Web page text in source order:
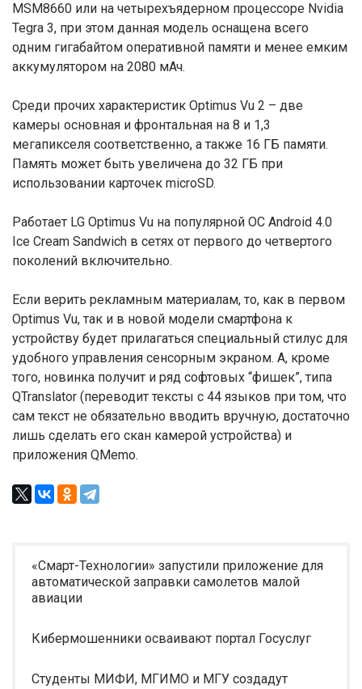
MSM8660 или на четырехъядерном процессоре Nvidia
Tegra 3, при этом данная модель оснащена всего
одним гигабайтом оперативной памяти и менее емким
аккумулятором на 2080 мАч.
Среди прочих характеристик Optimus Vu 2 – две
камеры основная и фронтальная на 8 и 1,3
мегапикселя соответственно, а также 16 ГБ памяти.
Память может быть увеличена до 32 ГБ при
использовании карточек microSD.
Работает LG Optimus Vu на популярной ОС Android 4.0
Ice Cream Sandwich в сетях от первого до четвертого
поколений включительно.
Если верить рекламным материалам, то, как в первом
Optimus Vu, так и в новой модели смартфона к
устройству будет прилагаться специальный стилус для
удобного управления сенсорным экраном. А, кроме
того, новинка получит и ряд софтовых “фишек”, типа
QTranslator (переводит тексты с 44 языков при том, что
сам текст не обязательно вводить вручную, достаточно
лишь сделать его скан камерой устройства) и
приложения QMemo.
«Смарт-Технологии» запустили приложение для
автоматической заправки самолетов малой
авиации
Кибермошенники осваивают портал Госуслуг
Студенты МИФИ, МГИМО и МГУ создадут